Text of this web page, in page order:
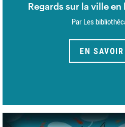
Regards sur la ville
Par Les
EN